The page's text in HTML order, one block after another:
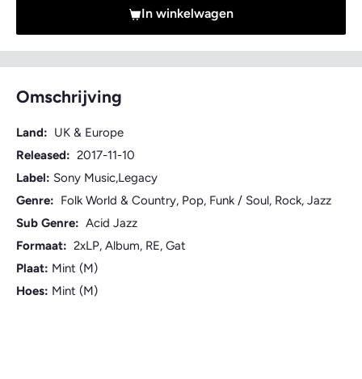
In winkelwagen
Omschrijving
Land: UK & Europe
Released: 2017-11-10
Label: Sony Music,Legacy
Genre: Folk World & Country, Pop, Funk / Soul, Rock, Jazz
Sub Genre: Acid Jazz
Formaat: 2xLP, Album, RE, Gat
Plaat: Mint (M)
Hoes: Mint (M)